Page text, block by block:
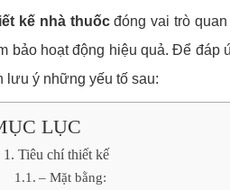
kế nhà thuốcđóng vai trò quan
bảo hoạt động hiệu quả. Để đáp
lưu ý những yếu tố sau:
LỤC
1. Tiêu chí thiết kế
– Mặt bằng: